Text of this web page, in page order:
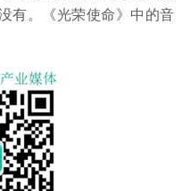
有。《光荣使命》中的音